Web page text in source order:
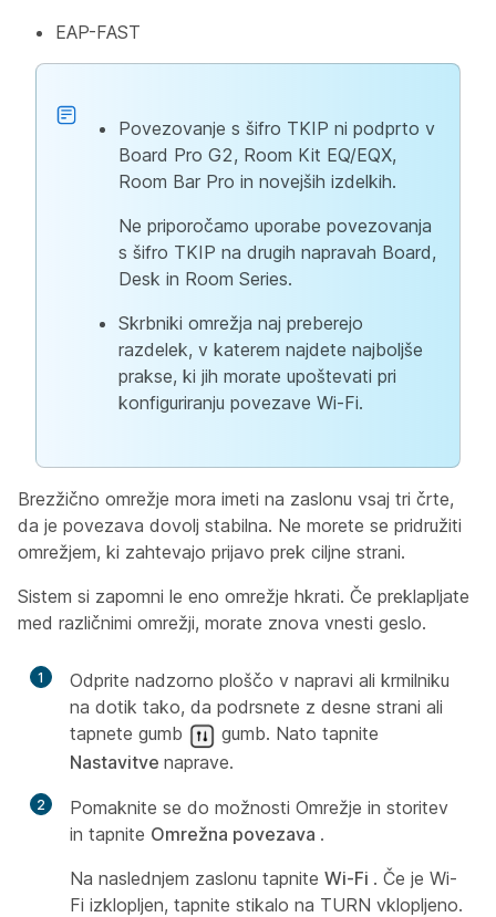
EAP-FAST
Povezovanje s šifro TKIP ni podprto v
Board Pro G2, Room Kit EQ/EQX,
Room Bar Pro in novejših izdelkih.
Ne priporočamo uporabe povezovanja
s šifro TKIP na drugih napravah Board,
Desk in Room Series.
Skrbniki omrežja naj preberejo
razdelek, v katerem najdete najboljše
prakse, ki jih morate upoštevati pri
konfiguriranju povezave Wi-Fi.
Brezžično omrežje mora imeti na zaslonu vsaj tri črte,
da je povezava dovolj stabilna. Ne morete se pridružiti
omrežjem, ki zahtevajo prijavo prek ciljne strani.
Sistem si zapomni le eno omrežje hkrati. Če preklapljate
med različnimi omrežji, morate znova vnesti geslo.
1
Odprite nadzorno ploščo v napravi ali krmilniku
na dotik tako, da podrsnete z desne strani ali
tapnete gumb
gumb. Nato tapnite
Nastavitve naprave.
2
Pomaknite se do možnosti Omrežje in storitev
in tapnite Omrežna povezava .
Na naslednjem zaslonu tapnite Wi-Fi . Če je Wi-
Fi izklopljen, tapnite stikalo na TURN vklopljeno.